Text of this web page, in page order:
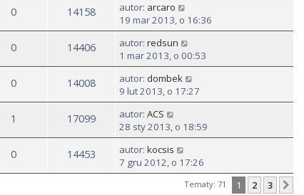
0 14158 autor: arcaro
19 mar 2013, o 16:36
0 14406 autor: redsun
1 mar 2013, o 00:53
0 14008 autor: dombek
9 lut 2013, o 17:27
1 17099 autor: ACS
28 sty 2013, o 18:59
0 14453 autor: kocsis
7 gru 2012, o 17:26
Tematy: 71 1 2 3